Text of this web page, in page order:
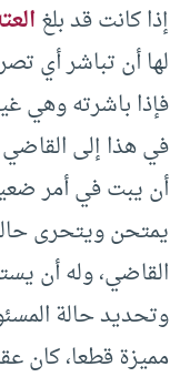
إذا كانت قد بلغ
لها أن تباشر أي
فإذا باشرته وهي
في هذا إلى
أن يبت في أمر
يمتحن ويتحرى
القاضي، وله أن
وتحديد حالة
مميزة قطعا، كان